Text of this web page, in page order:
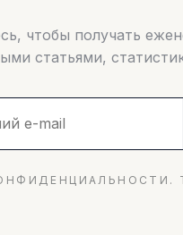
чтобы получать
статьями,